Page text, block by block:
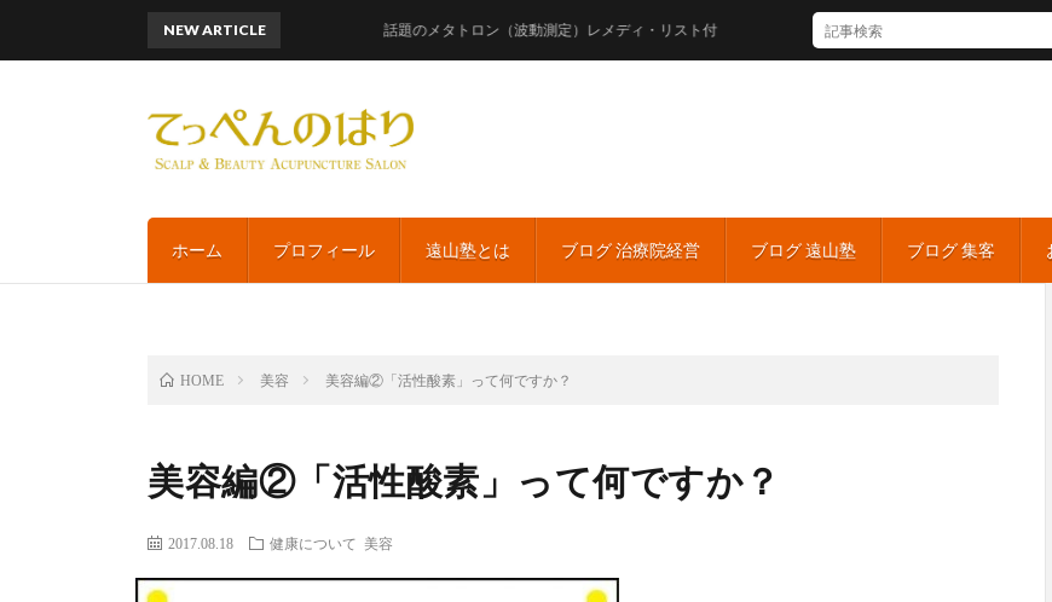
ホーム プロフィール 遠山塾とは ブログ 治療院経営 ブログ 遠山塾 ブログ 集客
NEW ARTICLE 話題のメタトロン（波動測定）レメディ・リスト付
HOME 美容 美容編②「活性酸素」って何ですか？
美容編②「活性酸素」って何ですか？
2017.08.18 健康について 美容